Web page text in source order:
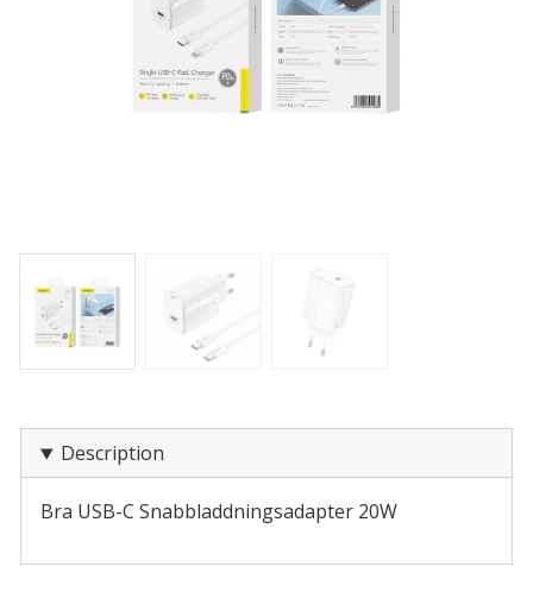
Description
Bra USB-C Snabbladdningsadapter 20W